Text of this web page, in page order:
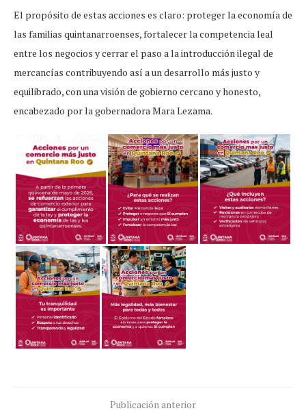
El propósito de estas acciones es claro: proteger la economía de
las familias quintanarroenses, fortalecer la competencia leal
entre los negocios y cerrar el paso a la introducción ilegal de
mercancías contribuyendo así a un desarrollo más justo y
equilibrado, con una visión de gobierno cercano y honesto,
encabezado por la gobernadora Mara Lezama.
Publicación anterior